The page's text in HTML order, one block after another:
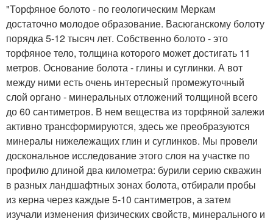
"Торфяное болото - по геологическим Меркам
достаточно молодое образование. Васюганскому болоту
порядка 5-12 тысяч лет. Собственно болото - это
торфяное тело, толщина которого может достигать 11
метров. Основание болота - глины и суглинки. А вот
между ними есть очень интересный промежуточный
слой органо - минеральных отложений толщиной всего
до 60 сантиметров. В нем вещества из торфяной залежи
активно трансформируются, здесь же преобразуются
минералы нижележащих глин и суглинков. Мы провели
доскональное исследование этого слоя на участке по
профилю длиной два километра: бурили серию скважин
в разных ландшафтных зонах болота, отбирали пробы
из керна через каждые 5-10 сантиметров, а затем
изучали изменения физических свойств, минерального и